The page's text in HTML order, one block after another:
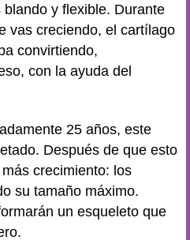
y flexible. Durante
vas creciendo, el cartílago
convirtiendo,
con la ayuda del
25 años, este
Después de que esto
crecimiento: los
su tamaño máximo.
un esqueleto que